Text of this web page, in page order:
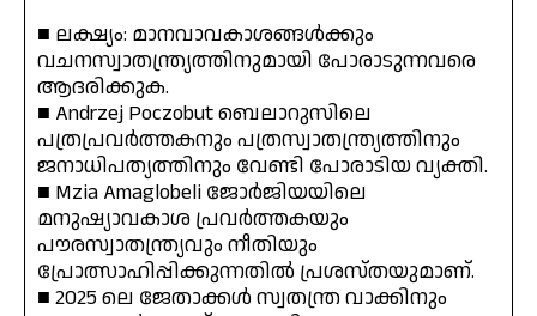
■ ലക്ഷ്യം: മാനവാവകാശങ്ങൾക്കും
വചനസ്വാതന്ത്ര്യത്തിനുമായി പോരാടുന്നവരെ
ആദരിക്കുക.
■ Andrzej Poczobut ബെലാറുസിലെ
പത്രപ്രവർത്തകനും പത്രസ്വാതന്ത്ര്യത്തിനും
ജനാധിപത്യത്തിനും വേണ്ടി പോരാടിയ വ്യക്തി.
■ Mzia Amaglobeli ജോർജിയയിലെ
മനുഷ്യാവകാശ പ്രവർത്തകയും
പൗരസ്വാതന്ത്ര്യവും നീതിയും
പ്രോത്സാഹിപ്പിക്കുന്നതിൽ പ്രശസ്തയുമാണ്.
■ 2025 ലെ ജേതാക്കൾ സ്വതന്ത്ര വാക്കിനും